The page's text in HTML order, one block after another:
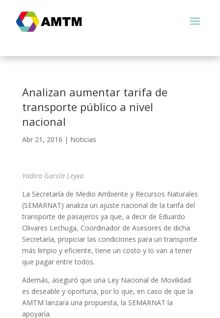
Analizan aumentar tarifa de
transporte público a nivel
nacional
Abr 21, 2016 | Noticias
Yadira García Leyva
La Secretaría de Medio Ambiente y Recursos Naturales
(SEMARNAT) analiza un ajuste nacional de la tarifa del
transporte de pasajeros ya que, a decir de Eduardo
Olivares Lechuga, Coordinador de Asesores de dicha
Secretaría, propiciar las condiciones para un transporte
más limpio y eficiente, tiene un costo y lo van a tener
que pagar entre todos.
Además, aseguró que una Ley Nacional de Movilidad
es deseable y oportuna, por lo que, en caso de que la
AMTM lanzara una propuesta, la SEMARNAT la
apoyaría.